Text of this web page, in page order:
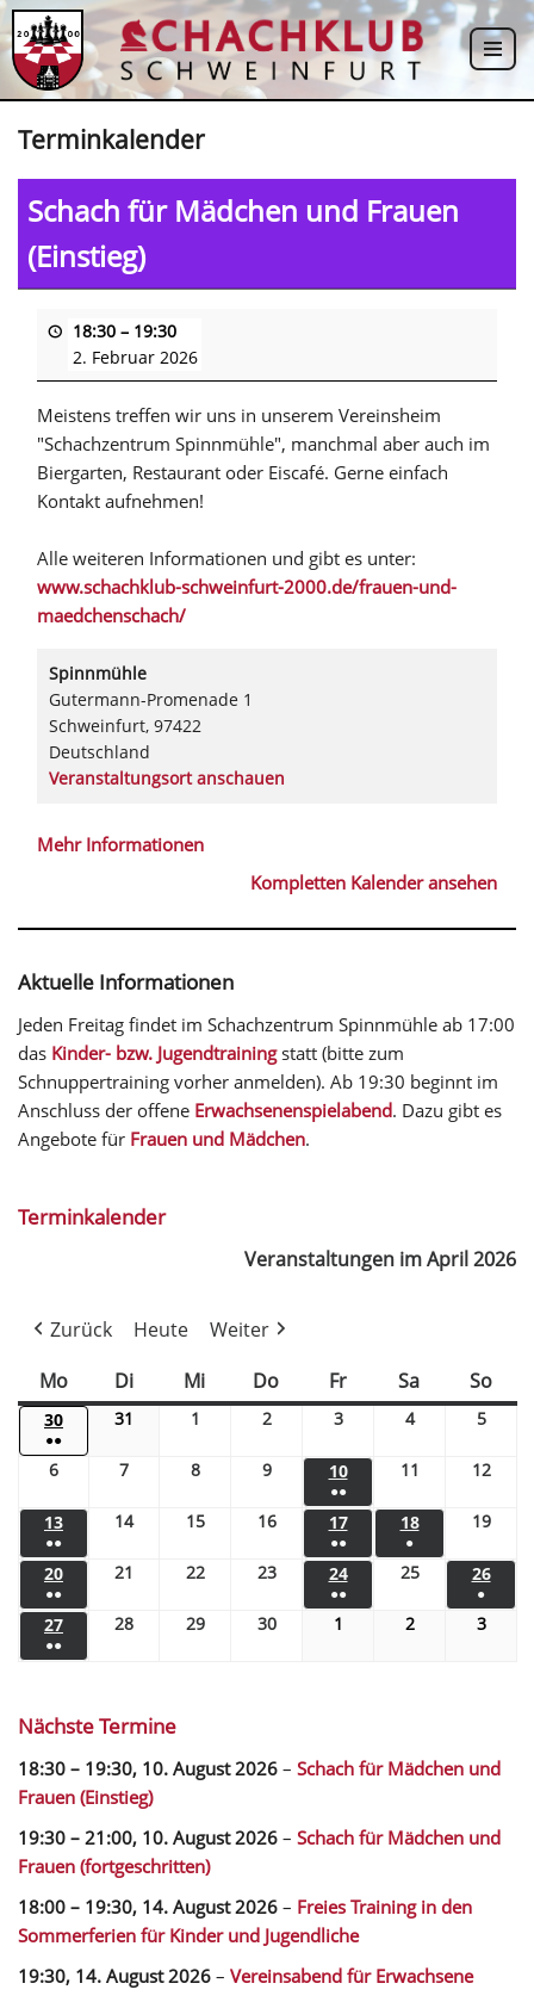
Zum
Inhalt
Terminkalender
Schach für Mädchen und Frauen
(Einstieg)
18:30 – 19:30
2. Februar 2026
Meistens treffen wir uns in unserem Vereinsheim
"Schachzentrum Spinnmühle", manchmal aber auch im
Biergarten, Restaurant oder Eiscafé. Gerne einfach
Kontakt aufnehmen!
Alle weiteren Informationen und gibt es unter:
www.schachklub-schweinfurt-2000.de/frauen-und-
maedchenschach/
Spinnmühle
Gutermann-Promenade 1
Schweinfurt, 97422
Deutschland
Veranstaltungsort anschauen
Mehr Informationen
Kompletten Kalender ansehen
Aktuelle Informationen
Jeden Freitag findet im Schachzentrum Spinnmühle ab 17:00
das Kinder- bzw. Jugendtrainingstatt (bitte zum
Schnuppertraining vorher anmelden). Ab 19:30 beginnt im
Anschluss der offene Erwachsenenspielabend. Dazu gibt es
Angebote für Frauen und Mädchen.
Terminkalender
Veranstaltungen im April 2026
Zurück Heute
Weiter
Mo
Di Mi Do Fr Sa So
30
●●
31 1 2 3 4 5
6 7 8 9 10
●●
11 12
13
●●
14 15 16 17
●●
18
●
19
20
●●
21 22 23 24
●●
25 26
●
27
●●
28 29 30 1 2 3
Nächste Termine
18:30 – 19:30, 10. August 2026 – Schach für Mädchen und
Frauen (Einstieg)
19:30 – 21:00, 10. August 2026 – Schach für Mädchen und
Frauen (fortgeschritten)
18:00 – 19:30, 14. August 2026 – Freies Training in den
Sommerferien für Kinder und Jugendliche
19:30, 14. August 2026 – Vereinsabend für Erwachsene